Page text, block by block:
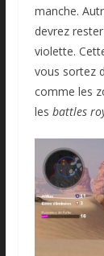
manche.
devrez
violette.
vous sortez
comme les
les battles